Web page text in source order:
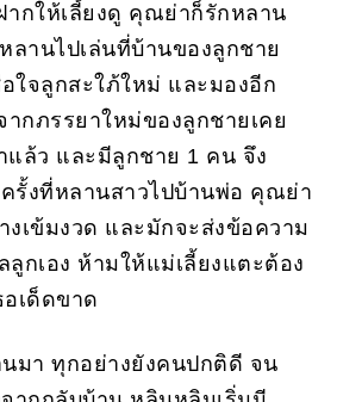
ากให้เลี้ยงดู คุณย่าก็รักหลาน
ลานไปเล่นที่บ้านของลูกชาย
ใจลูกสะใภ้ใหม่ และมองอีก
ากภรรยาใหม่ของลูกชายเคย
แล้ว และมีลูกชาย 1 คน จึง
รั้งที่หลานสาวไปบ้านพ่อ คุณย่า
งเข้มงวด และมักจะส่งข้อความ
กเอง ห้ามให้แม่เลี้ยงแตะต้อง
เด็ดขาด
นมา ทุกอย่างยังคนปกติดี จน